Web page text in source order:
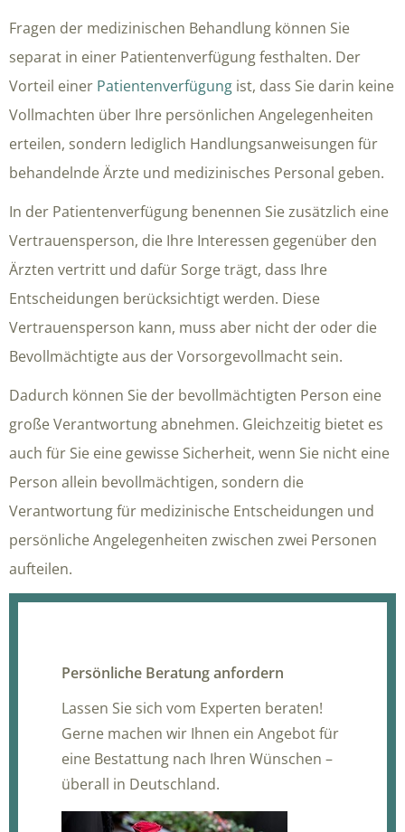
Fragen der medizinischen Behandlung können Sie
separat in einer Patientenverfügung festhalten. Der
Vorteil einer Patientenverfügung ist, dass Sie darin keine
Vollmachten über Ihre persönlichen Angelegenheiten
erteilen, sondern lediglich Handlungsanweisungen für
behandelnde Ärzte und medizinisches Personal geben.
In der Patientenverfügung benennen Sie zusätzlich eine
Vertrauensperson, die Ihre Interessen gegenüber den
Ärzten vertritt und dafür Sorge trägt, dass Ihre
Entscheidungen berücksichtigt werden. Diese
Vertrauensperson kann, muss aber nicht der oder die
Bevollmächtigte aus der Vorsorgevollmacht sein.
Dadurch können Sie der bevollmächtigten Person eine
große Verantwortung abnehmen. Gleichzeitig bietet es
auch für Sie eine gewisse Sicherheit, wenn Sie nicht eine
Person allein bevollmächtigen, sondern die
Verantwortung für medizinische Entscheidungen und
persönliche Angelegenheiten zwischen zwei Personen
aufteilen.
Persönliche Beratung anfordern
Lassen Sie sich vom Experten beraten!
Gerne machen wir Ihnen ein Angebot für
eine Bestattung nach Ihren Wünschen –
überall in Deutschland.